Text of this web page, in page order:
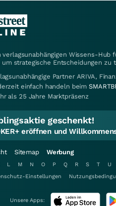
Wissens-
strategische Entscheidungen zu
Partner ARIVA,
einfach handeln beim
als 25 Jahre Marktpräsenz
geschenkt!
eröffnen und
Sitemap Werbung
L M N O P Q R S T U
Einstellungen
Unsere Apps: